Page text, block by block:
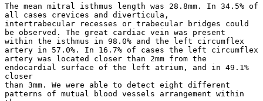
The mean mitral isthmus length was 28.8mm. In 34.5% of
all cases crevices and diverticula,
intertrabecular recesses or trabecular bridges could
be observed. The great cardiac vein was present
within the isthmus in 98.0% and the left circumflex
artery in 57.0%. In 16.7% of cases the left circumflex
artery was located closer than 2mm from the
endocardial surface of the left atrium, and in 49.1%
closer
than 3mm. We were able to detect eight different
patterns of mutual blood vessels arrangement within